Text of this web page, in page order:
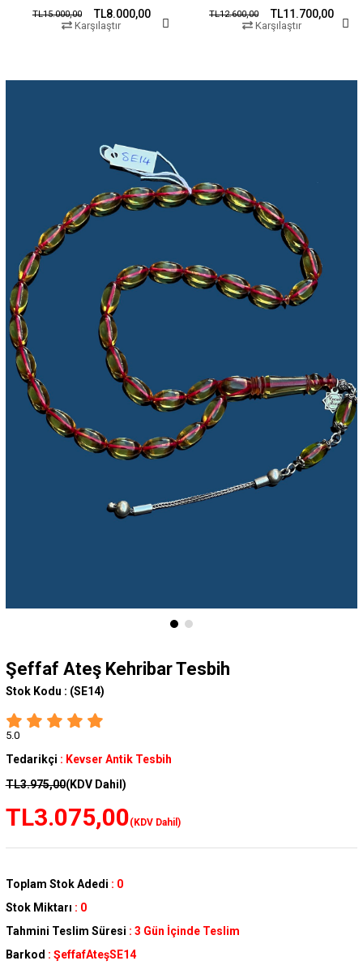
TL8.000,00
TL15.000,00
Karşılaştır
TL11.700,00
TL12.600,00
Karşılaştır
Şeffaf Ateş Kehribar Tesbih
Stok Kodu : (SE14)
5.0
Tedarikçi : Kevser Antik Tesbih
TL3.975,00(KDV Dahil)
TL3.075,00(KDV Dahil)
Toplam Stok Adedi : 0
Stok Miktarı : 0
Tahmini Teslim Süresi : 3 Gün İçinde Teslim
Barkod : ŞeffafAteşSE14